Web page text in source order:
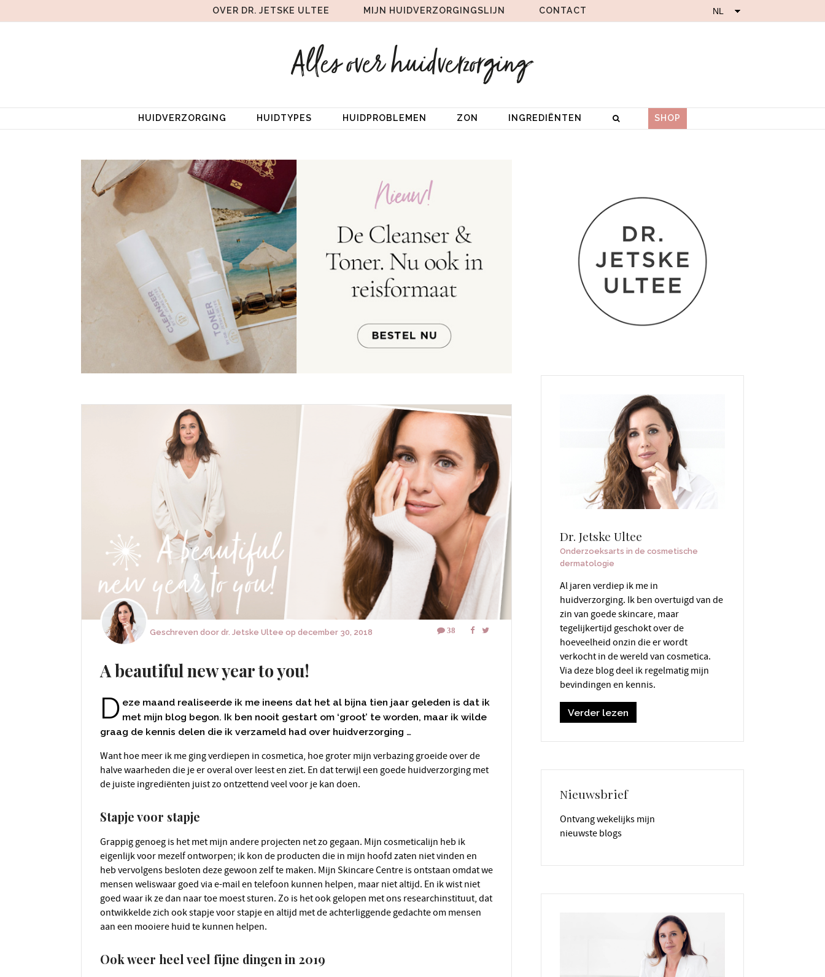
OVER DR. JETSKE ULTEE MIJN HUIDVERZORGINGSLIJN CONTACT
HUIDVERZORGING HUIDTYPES HUIDPROBLEMEN ZON INGREDIËNTEN SHOP
Geschreven door dr. Jetske Ultee op december 30, 2018 38
A beautiful new year to you!
D eze maand realiseerde ik me ineens dat het al bijna tien jaar geleden is dat ik
met mijn blog begon. Ik ben nooit gestart om ‘groot’ te worden, maar ik wilde
graag de kennis delen die ik verzameld had over huidverzorging …
Want hoe meer ik me ging verdiepen in cosmetica, hoe groter mijn verbazing groeide over de
halve waarheden die je er overal over leest en ziet. En dat terwijl een goede huidverzorging met
de juiste ingrediënten juist zo ontzettend veel voor je kan doen.
Stapje voor stapje
Grappig genoeg is het met mijn andere projecten net zo gegaan. Mijn cosmeticalijn heb ik
eigenlijk voor mezelf ontworpen; ik kon de producten die in mijn hoofd zaten niet vinden en
heb vervolgens besloten deze gewoon zelf te maken. Mijn Skincare Centre is ontstaan omdat we
mensen weliswaar goed via e-mail en telefoon kunnen helpen, maar niet altijd. En ik wist niet
goed waar ik ze dan naar toe moest sturen. Zo is het ook gelopen met ons researchinstituut, dat
ontwikkelde zich ook stapje voor stapje en altijd met de achterliggende gedachte om mensen
aan een mooiere huid te kunnen helpen.
Ook weer heel veel fijne dingen in 2019
Dr. Jetske Ultee
Onderzoeksarts in de cosmetische
dermatologie
Al jaren verdiep ik me in
huidverzorging. Ik ben overtuigd van de
zin van goede skincare, maar
tegelijkertijd geschokt over de
hoeveelheid onzin die er wordt
verkocht in de wereld van cosmetica.
Via deze blog deel ik regelmatig mijn
bevindingen en kennis.
Verder lezen
Nieuwsbrief
Ontvang wekelijks mijn
nieuwste blogs